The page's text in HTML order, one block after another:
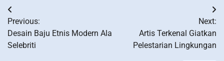
Post
navigation
Previous:
Desain Baju Etnis Modern Ala
Selebriti
Next:
Artis Terkenal Giatkan
Pelestarian Lingkungan